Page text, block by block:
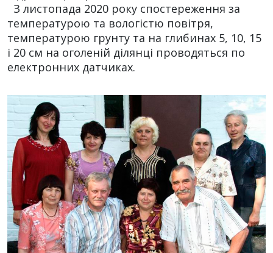
З листопада 2020 року спостереження за
температурою та вологістю повітря,
температурою грунту та на глибинах 5, 10, 15
і 20 см на оголеній ділянці проводяться по
електронних датчиках.